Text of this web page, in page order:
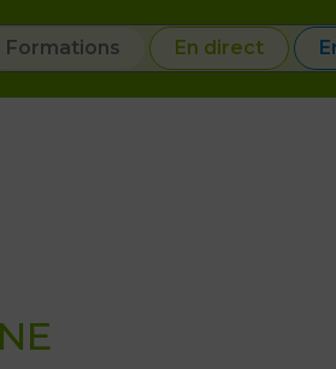
Formations En direct